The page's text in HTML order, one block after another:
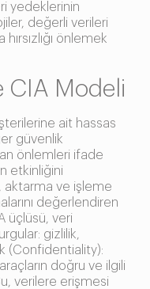
yedeklerinin
değerli verileri
önlemek
CIA Modeli
ait hassas
güvenlik
önlemleri ifade
etkinliğini
ve işleme
değerlendiren
üçlüsü, veri
gizlilik,
(Confidentiality):
doğru ve ilgili
verilere erişmesi